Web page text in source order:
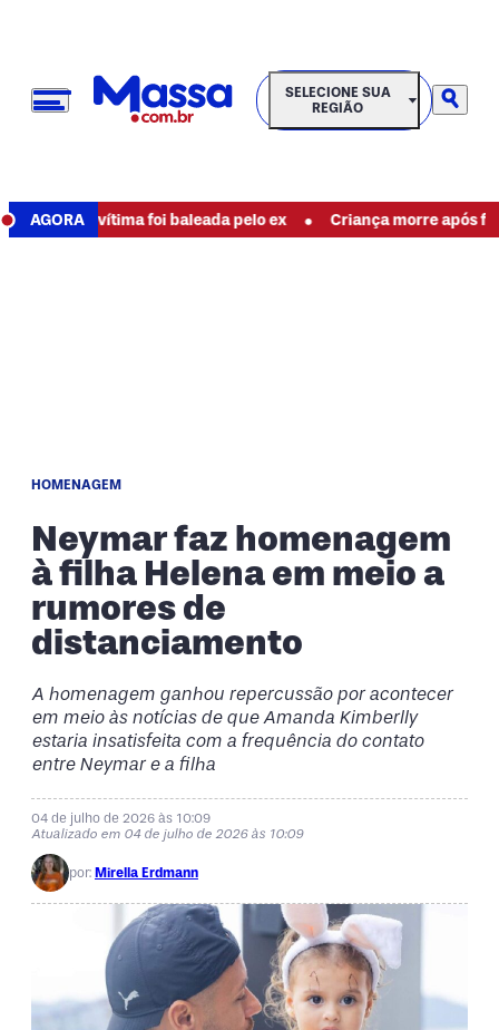
SELECIONE SUA REGIÃO
SELECIONE SUA
REGIÃO
AGORA
mãe; vítima foi baleada pelo ex • Criança morre após ficar
HOMENAGEM
Neymar faz homenagem
à filha Helena em meio a
rumores de
distanciamento
A homenagem ganhou repercussão por acontecer
em meio às notícias de que Amanda Kimberlly
estaria insatisfeita com a frequência do contato
entre Neymar e a filha
04 de julho de 2026 às 10:09
Atualizado em 04 de julho de 2026 às 10:09
por: Mirella Erdmann